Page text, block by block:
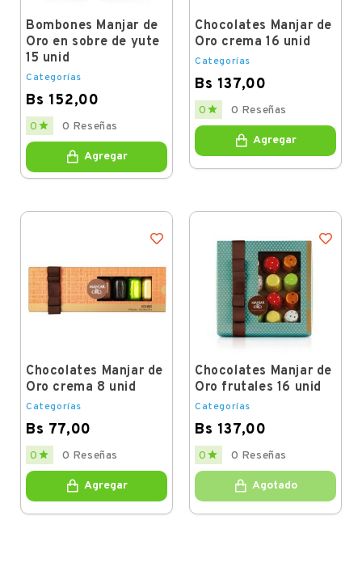
Bombones Manjar de
Oro en sobre de yute
15 unid
Categorías
Bs 152,00
Price
0  0 Reseñas
Agregar
Chocolates Manjar de
Oro crema 16 unid
Categorías
Bs 137,00
Price
0  0 Reseñas
Agregar
Chocolates Manjar de
Oro crema 8 unid
Categorías
Bs 77,00
Price
0  0 Reseñas
Agregar
Chocolates Manjar de
Oro frutales 16 unid
Categorías
Bs 137,00
Price
0  0 Reseñas
Agotado